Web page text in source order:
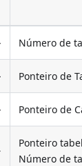
Número de
Ponteiro de
Ponteiro de
Ponteiro
Número de